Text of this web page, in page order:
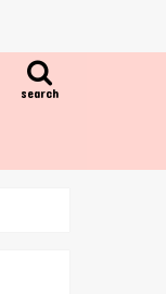
search